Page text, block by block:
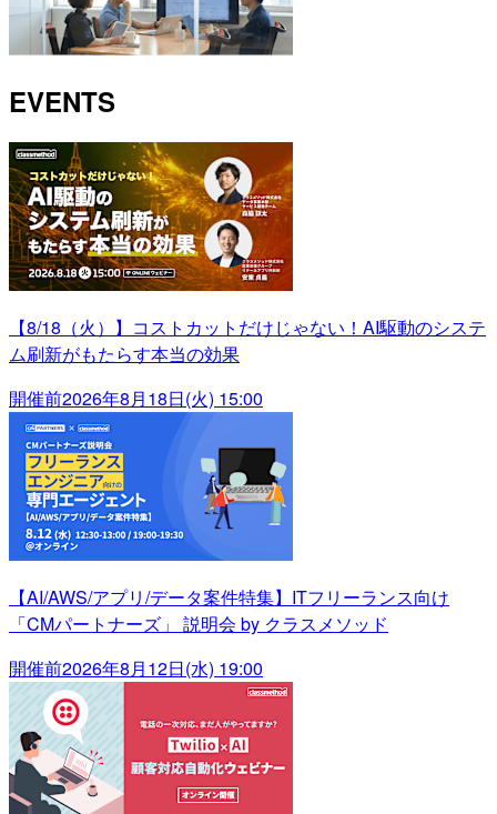
EVENTS
【8/18（火）】コストカットだけじゃない！AI駆動のシステ
ム刷新がもたらす本当の効果
開催前2026年8月18日(火) 15:00
【AI/AWS/アプリ/データ案件特集】ITフリーランス向け
「CMパートナーズ」 説明会 by クラスメソッド
開催前2026年8月12日(水) 19:00